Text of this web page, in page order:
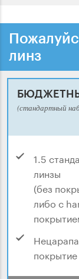
линз
(стандартный
1.5
линзы
(без
либо с
покрытие